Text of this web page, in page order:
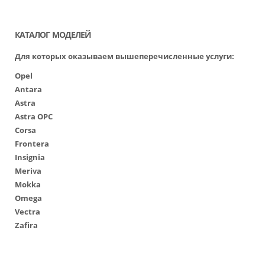
КАТАЛОГ МОДЕЛЕЙ
Для которых оказываем вышеперечисленные услуги:
Opel
Antara
Astra
Astra OPC
Corsa
Frontera
Insignia
Meriva
Mokka
Omega
Vectra
Zafira